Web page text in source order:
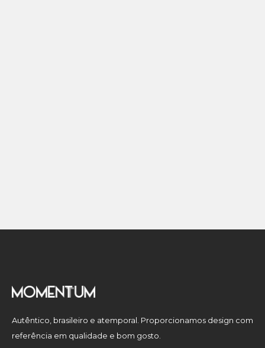
Autêntico, brasileiro e atemporal. Proporcionamos design com
referência em qualidade e bom gosto.